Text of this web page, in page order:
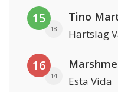
15
18
Tino
Hartslag
16
14 Esta Vida